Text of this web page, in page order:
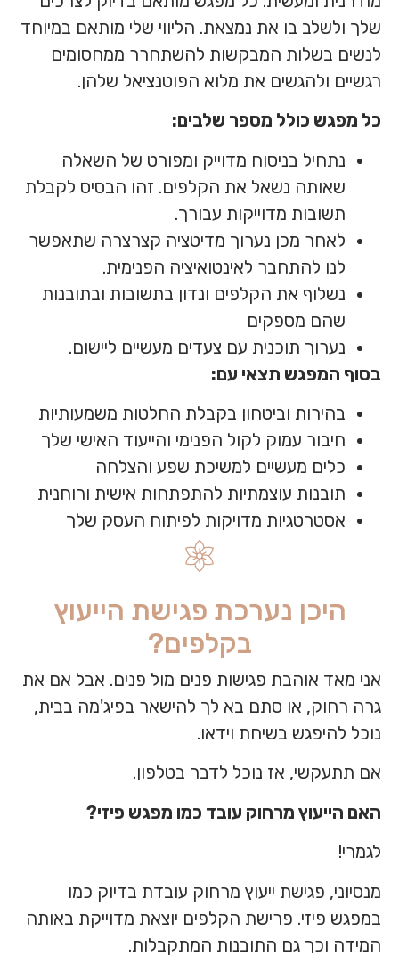
שלך ולשלב בו את נמצאת. הליווי שלי מותאם במיוחד
לנשים בשלות המבקשות להשתחרר ממחסומים
רגשיים ולהגשים את מלוא הפוטנציאל שלהן.
כל מפגש כולל מספר שלבים:
נתחיל בניסוח מדוייק ומפורט של השאלה
שאותה נשאל את הקלפים. זהו הבסיס לקבלת
תשובות מדוייקות עבורך.
לאחר מכן נערוך מדיטציה קצרצרה שתאפשר
לנו להתחבר לאינטואיציה הפנימית.
נשלוף את הקלפים ונדון בתשובות ובתובנות
שהם מספקים
נערוך תוכנית עם צעדים מעשיים ליישום.
בסוף המפגש תצאי עם:
בהירות וביטחון בקבלת החלטות משמעותיות
חיבור עמוק לקול הפנימי והייעוד האישי שלך
כלים מעשיים למשיכת שפע והצלחה
תובנות עוצמתיות להתפתחות אישית ורוחנית
אסטרטגיות מדויקות לפיתוח העסק שלך
היכן נערכת פגישת הייעוץ
בקלפים?
אני מאד אוהבת פגישות פנים מול פנים. אבל אם את
גרה רחוק, או סתם בא לך להישאר בפיג'מה בבית,
נוכל להיפגש בשיחת וידאו.
אם תתעקשי, אז נוכל לדבר בטלפון.
האם הייעוץ מרחוק עובד כמו מפגש פיזי?
לגמרי!
מנסיוני, פגישת ייעוץ מרחוק עובדת בדיוק כמו
במפגש פיזי. פרישת הקלפים יוצאת מדוייקת באותה
המידה וכך גם התובנות המתקבלות.